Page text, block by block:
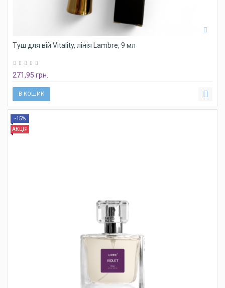
Туш для вій Vitality, лінія Lambre, 9 мл
271,95 грн.
В КОШИК
-15%
АКЦІЯ